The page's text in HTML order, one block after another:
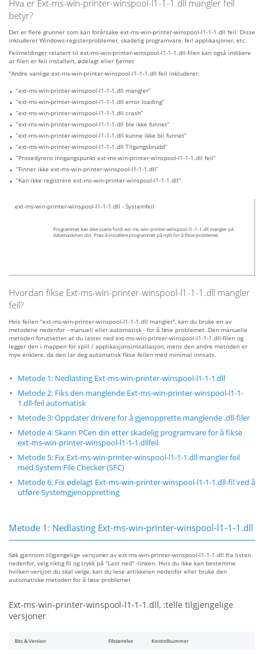
Hva er Ext-ms-win-printer-winspool-l1-1-1.dll mangler feil
betyr?
Det er flere grunner som kan forårsake ext-ms-win-printer-winspool-l1-1-1.dll feil. Disse
inkluderer Windows-registerproblemer, skadelig programvare, feil applikasjoner, etc.
Feilmeldinger relatert til ext-ms-win-printer-winspool-l1-1-1.dll-filen kan også indikere
at filen er feil installert, ødelagt eller fjernet
"Andre vanlige ext-ms-win-printer-winspool-l1-1-1.dll feil inkluderer:
“ext-ms-win-printer-winspool-l1-1-1.dll mangler”
“ext-ms-win-printer-winspool-l1-1-1.dll error loading”
“ext-ms-win-printer-winspool-l1-1-1.dll crash”
“ext-ms-win-printer-winspool-l1-1-1.dll ble ikke funnet”
“ext-ms-win-printer-winspool-l1-1-1.dll kunne ikke bli funnet”
“ext-ms-win-printer-winspool-l1-1-1.dll Tilgangsbrudd”
“Prosedyrens inngangspunkt ext-ms-win-printer-winspool-l1-1-1.dll feil”
“Finner ikke ext-ms-win-printer-winspool-l1-1-1.dll”
“Kan ikke registrere ext-ms-win-printer-winspool-l1-1-1.dll”
ext-ms-win-printer-winspool-l1-1-1.dll - Systemfeil
Programmet kan ikke starte fordi ext-ms-win-printer-winspool-l1-1-1.dll mangler på
datamaskinen din. Prøv å installere programmet på nytt for å fikse problemet.
Hvordan fikse Ext-ms-win-printer-winspool-l1-1-1.dll mangler
feil?
Hvis feilen "ext-ms-win-printer-winspool-l1-1-1.dll mangler", kan du bruke en av
metodene nedenfor - manuell eller automatisk - for å løse problemet. Den manuelle
metoden forutsetter at du laster ned ext-ms-win-printer-winspool-l1-1-1.dll-filen og
legger den i mappen for spill / applikasjonsinstallasjon, mens den andre metoden er
mye enklere, da den lar deg automatisk fikse feilen med minimal innsats.
Metode 1: Nedlasting Ext-ms-win-printer-winspool-l1-1-1.dll
Metode 2: Fiks den manglende Ext-ms-win-printer-winspool-l1-1-
1.dll-feil automatisk
Metode 3: Oppdater drivere for å gjenopprette manglende .dll-filer
Metode 4: Skann PCen din etter skadelig programvare for å fikse
ext-ms-win-printer-winspool-l1-1-1.dllfeil
Metode 5: Fix Ext-ms-win-printer-winspool-l1-1-1.dll mangler feil
med System File Checker (SFC)
Metode 6: Fix ødelagt Ext-ms-win-printer-winspool-l1-1-1.dll-fil ved å
utføre Systemgjenoppretting
Metode 1: Nedlasting Ext-ms-win-printer-winspool-l1-1-1.dll
Søk gjennom tilgjengelige versjoner av ext-ms-win-printer-winspool-l1-1-1.dll fra listen
nedenfor, velg riktig fil og trykk på "Last ned" -linken. Hvis du ikke kan bestemme
hvilken versjon du skal velge, kan du lese artikkelen nedenfor eller bruke den
automatiske metoden for å løse problemet
Ext-ms-win-printer-winspool-l1-1-1.dll, :telle tilgjengelige
versjoner
Bits & Version Filstørrelse Kontrollsummer